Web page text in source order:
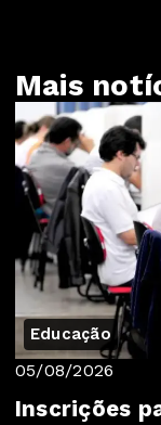
Mais
Educação
05/08/2026
Inscrições